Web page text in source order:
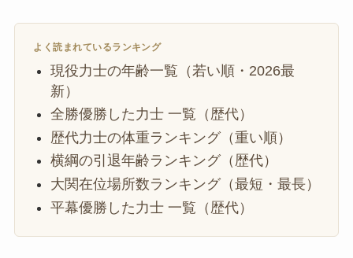
よく読まれているランキング
現役力士の年齢一覧（若い順・2026最
新）
全勝優勝した力士 一覧（歴代）
歴代力士の体重ランキング（重い順）
横綱の引退年齢ランキング（歴代）
大関在位場所数ランキング（最短・最長）
平幕優勝した力士 一覧（歴代）